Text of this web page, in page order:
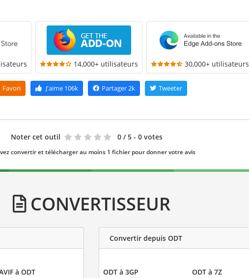
14,000+ utilisateurs 30,000+ utilisateurs
Favori J'aime106k Partager2k Tweeter
Noter cet outil 0 / 5 - 0 votes
convertir et télécharger au moins 1 fichier pour donner votre avis
CONVERTISSEUR
à ODT
Convertir depuis ODT
ODT à 3GP ODT à 7Z